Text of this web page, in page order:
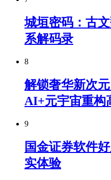
城垣密码：古
系解码录
8
解锁奢华新次
AI+元宇宙重构
9
国金证券软件
实体验